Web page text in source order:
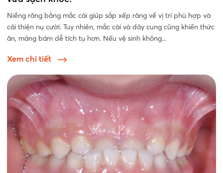
Niềng răng bằng mắc cài giúp sắp xếp răng về vị trí phù hợp và
cải thiện nụ cười. Tuy nhiên, mắc cài và dây cung cũng khiến thức
ăn, mảng bám dễ tích tụ hơn. Nếu vệ sinh không...
Xem chi tiết